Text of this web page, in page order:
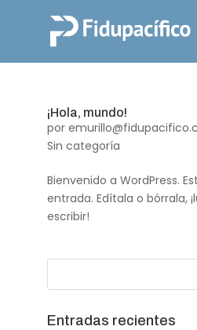
¡Hola, mundo!
por
Sin categoría
Bienvenido a WordPress.
entrada. Edítala o bórrala,
escribir!
Entradas recientes